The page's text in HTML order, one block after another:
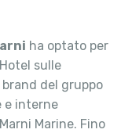
ha optato per
sulle
brand del gruppo
e interne
Marine. Fino